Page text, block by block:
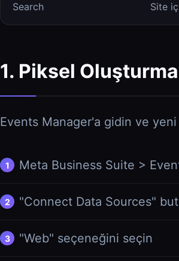
Search Site
1. Piksel Oluşturma
Events Manager'a gidin ve
Meta Business Suite >
"Connect Data Sources"
"Web" seçeneğini seçin